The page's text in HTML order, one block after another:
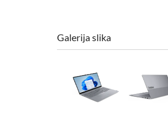
Galerija slika